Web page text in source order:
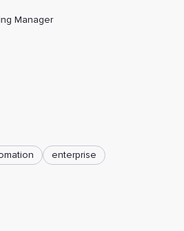
Manager
enterprise